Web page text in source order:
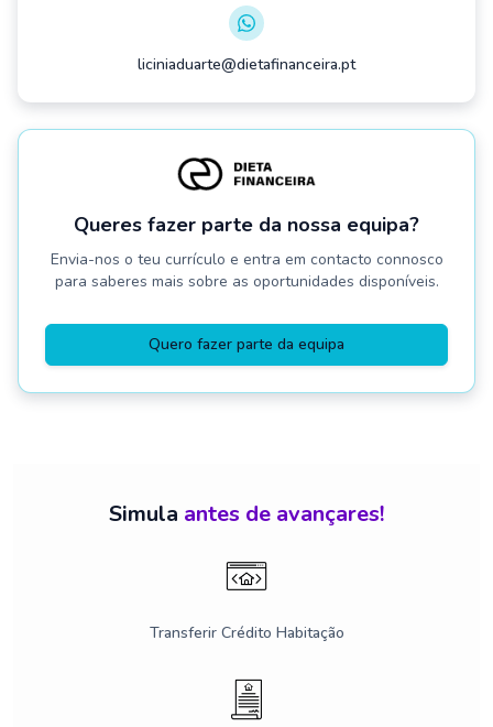
liciniaduarte@dietafinanceira.pt
Queres fazer parte da nossa equipa?
Envia-nos o teu currículo e entra em contacto connosco
para saberes mais sobre as oportunidades disponíveis.
Quero fazer parte da equipa
Simula antes de avançares!
Transferir Crédito Habitação